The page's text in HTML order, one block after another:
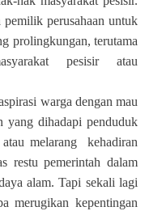
perusahaan untuk
prolingkungan, terutama
pesisir atau
warga dengan mau
yang dihadapi penduduk
melarang
kehadiran
restu pemerintah dalam
alam. Tapi sekali lagi
merugikan kepentingan